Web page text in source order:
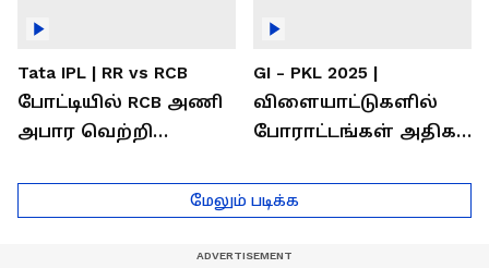
Tata IPL | RR vs RCB
போட்டியில் RCB அணி
அபார வெற்றி
டெல்லி செல்லும் RCB
அணி !
GI - PKL 2025 |
விளையாட்டுகளில்
போராட்டங்கள் அதிகம்
பயிற்சியாளர் பிரீத்தி
ரதி
மேலும் படிக்க